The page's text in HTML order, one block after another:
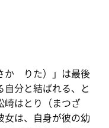
か りた）」は最後
自分と結ばれる、と
崎はとり（まつざ
は、自身が彼の幼